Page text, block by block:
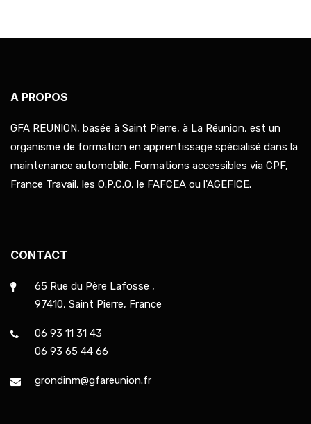
A PROPOS
GFA REUNION, basée à Saint Pierre, à La Réunion, est un
organisme de formation en apprentissage spécialisé dans la
maintenance automobile. Formations accessibles via CPF,
France Travail, les O.P.C.O, le FAFCEA ou l'AGEFICE.
CONTACT
65 Rue du Père Lafosse ,
97410, Saint Pierre, France
06 93 11 31 43
06 93 65 44 66
grondinm@gfareunion.fr